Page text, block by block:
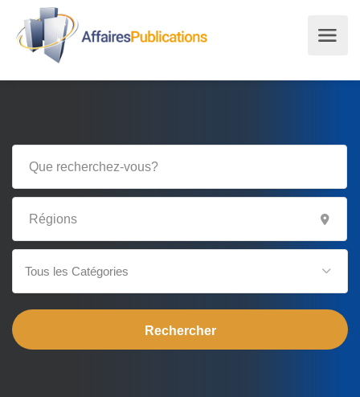
Tous les Catégories